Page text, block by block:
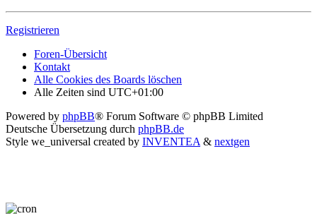
Registrieren
Foren-Übersicht
Kontakt
Alle Cookies des Boards löschen
Alle Zeiten sind UTC+01:00
Powered by phpBB® Forum Software © phpBB Limited
Deutsche Übersetzung durch phpBB.de
Style we_universal created by INVENTEA & nextgen